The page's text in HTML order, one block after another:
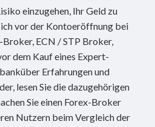
einzugehen, Ihr Geld zu
vor der Kontoeröffnung bei
ECN / STP Broker,
dem Kauf eines Expert-
Erfahrungen und
lesen Sie die dazugehörigen
Sie einen Forex-Broker
Nutzern beim Vergleich der